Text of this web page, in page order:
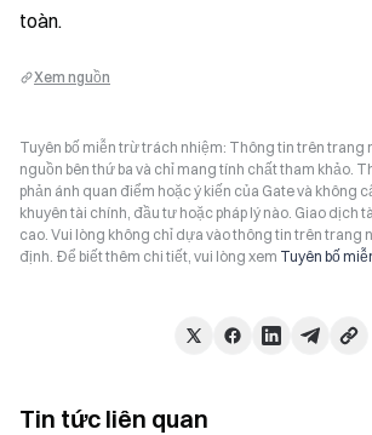
toàn.
Xem nguồn
Tuyên bố miễn trừ trách nhiệm: Thông tin trên trang
nguồn bên thứ ba và chỉ mang tính chất tham khảo.
phản ánh quan điểm hoặc ý kiến của Gate và không
khuyên tài chính, đầu tư hoặc pháp lý nào. Giao dịch
cao. Vui lòng không chỉ dựa vào thông tin trên trang
định. Để biết thêm chi tiết, vui lòng xem Tuyên bố
Tin tức liên quan